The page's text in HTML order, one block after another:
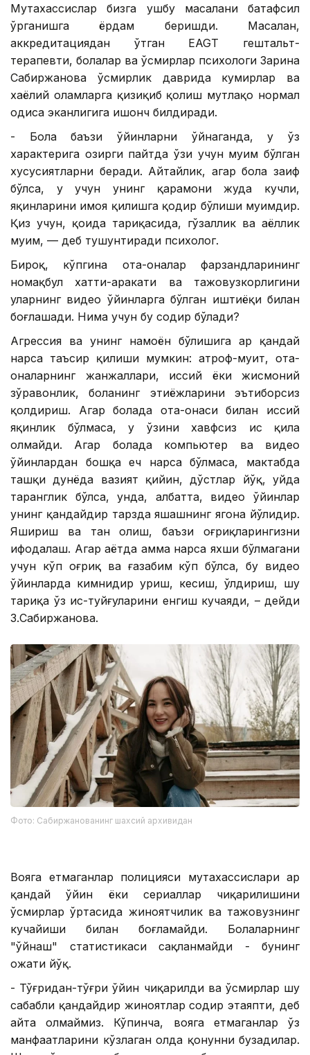
Мутахассислар бизга ушбу масалани батафсил
ўрганишга ёрдам беришди. Масалан,
аккредитациядан ўтган EAGT гештальт-
терапевти, болалар ва ўсмирлар психологи Зарина
Сабиржанова ўсмирлик даврида кумирлар ва
хаёлий оламларга қизиқиб қолиш мутлақо нормал
ҳодиса эканлигига ишонч билдиради.
- Бола баъзи ўйинларни ўйнаганда, у ўз
характерига ҳозирги пайтда ўзи учун муҳим бўлган
хусусиятларни беради. Айтайлик, агар бола заиф
бўлса, у учун унинг қаҳрамони жуда кучли,
яқинларини ҳимоя қилишга қодир бўлиши муҳимдир.
Қиз учун, қоида тариқасида, гўзаллик ва аёллик
муҳим, — деб тушунтиради психолог.
Бироқ, кўпгина ота-оналар фарзандларининг
номақбул хатти-ҳаракати ва тажовузкорлигини
уларнинг видео ўйинларга бўлган иштиёқи билан
боғлашади. Нима учун бу содир бўлади?
Агрессия ва унинг намоён бўлишига ҳар қандай
нарса таъсир қилиши мумкин: атроф-муҳит, ота-
оналарнинг жанжаллари, ҳиссий ёки жисмоний
зўравонлик, боланинг эҳтиёжларини эътиборсиз
қолдириш. Агар болада ота-онаси билан ҳиссий
яқинлик бўлмаса, у ўзини хавфсиз ҳис қила
олмайди. Агар болада компьютер ва видео
ўйинлардан бошқа ҳеч нарса бўлмаса, мактабда
ташқи дунёда вазият қийин, дўстлар йўқ, уйда
таранглик бўлса, унда, албатта, видео ўйинлар
унинг қандайдир тарзда яшашнинг ягона йўлидир.
Яшириш ва тан олиш, баъзи оғриқларингизни
ифодалаш. Агар ҳаётда ҳамма нарса яхши бўлмагани
учун кўп оғриқ ва ғазабим кўп бўлса, бу видео
ўйинларда кимнидир уриш, кесиш, ўлдириш, шу
тариқа ўз ҳис-туйғуларини енгиш кучаяди, – дейди
З.Сабиржанова.
Фото: Сабиржанованинг шахсий архивидан
Вояга етмаганлар полицияси мутахассислари ҳар
қандай ўйин ёки сериаллар чиқарилишини
ўсмирлар ўртасида жиноятчилик ва тажовузнинг
кучайиши билан боғламайди. Болаларнинг
"ўйнаш" статистикаси сақланмайди - бунинг
ҳожати йўқ.
- Тўғридан-тўғри ўйин чиқарилди ва ўсмирлар шу
сабабли қандайдир жиноятлар содир этаяпти, деб
айта олмаймиз. Кўпинча, вояга етмаганлар ўз
манфаатларини кўзлаган ҳолда қонунни бузадилар.